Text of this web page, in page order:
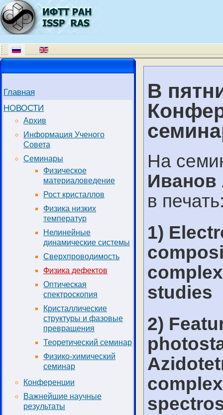
Главная
НОВОСТИ
Архив
Информация Ученого
Совета
Семинары
Физическое
материаловедение
Рост кристаллов
Физика низких
температур
Нелинейные
динамические системы
Сверхпроводимость
Физика дефектов
Оптическая
спектроскопия
Кристаллические
структуры и фазовые
превращения
Теоретический семинар
Физико-химический
семинар
Конференции
Важнейшие научные
результаты
В
На
Иванов
в
1)
studies
2)